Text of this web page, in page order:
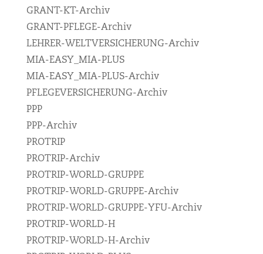
GRANT-KT-Archiv
GRANT-PFLEGE-Archiv
LEHRER-WELTVERSICHERUNG-Archiv
MIA-EASY_MIA-PLUS
MIA-EASY_MIA-PLUS-Archiv
PFLEGEVERSICHERUNG-Archiv
PPP
PPP-Archiv
PROTRIP
PROTRIP-Archiv
PROTRIP-WORLD-GRUPPE
PROTRIP-WORLD-GRUPPE-Archiv
PROTRIP-WORLD-GRUPPE-YFU-Archiv
PROTRIP-WORLD-H
PROTRIP-WORLD-H-Archiv